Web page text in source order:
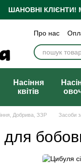
ШАНОВНІ КЛІЄНТИ!
Про нас
Бренди
Публічна
Насіння
квітів
Добрива, ЗЗР Засоби
для